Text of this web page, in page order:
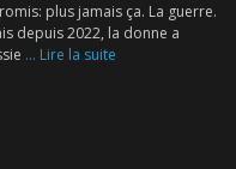
plus jamais ça. La guerre.
depuis 2022, la donne a
... Lire la suite